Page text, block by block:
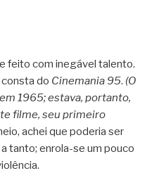
feito com inegável talento.
do Cinemania 95. (O
1965; estava, portanto,
filme, seu primeiro
achei que poderia ser
tanto; enrola-se um pouco